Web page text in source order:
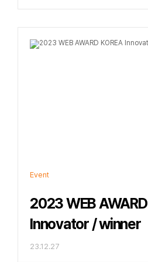
Event
2023 WEB
Innovator / winner
23.12.27